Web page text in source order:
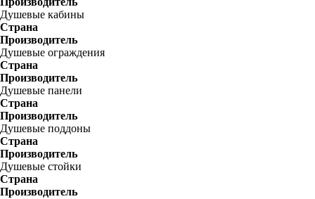
Душевые кабины
Страна
Производитель
Душевые ограждения
Страна
Производитель
Душевые панели
Страна
Производитель
Душевые поддоны
Страна
Производитель
Душевые стойки
Страна
Производитель